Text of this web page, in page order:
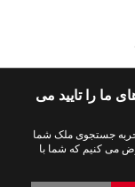
ما را تایید می
جستجوی ملک شما
می کنیم که شما با